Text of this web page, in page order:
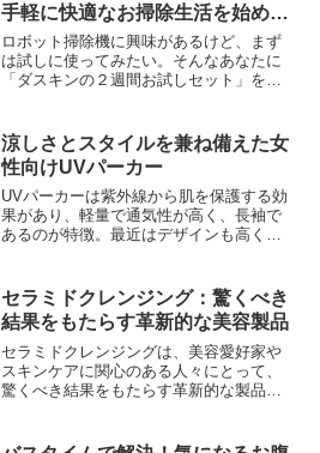
手軽に快適なお掃除生活を始めよ
う！
ロボット掃除機に興味があるけど、まず
は試しに使ってみたい。そんなあなたに
「ダスキンの２週間お試しセット」をオ
涼しさとスタイルを兼ね備えた女
性向けUVパーカー
UVパーカーは紫外線から肌を保護する効
果があり、軽量で通気性が高く、長袖で
あるのが特徴。最近はデザインも高くカ
セラミドクレンジング：驚くべき
結果をもたらす革新的な美容製品
セラミドクレンジングは、美容愛好家や
スキンケアに関心のある人々にとって、
驚くべき結果をもたらす革新的な製品で
果たします。そのため、セラミドクレン